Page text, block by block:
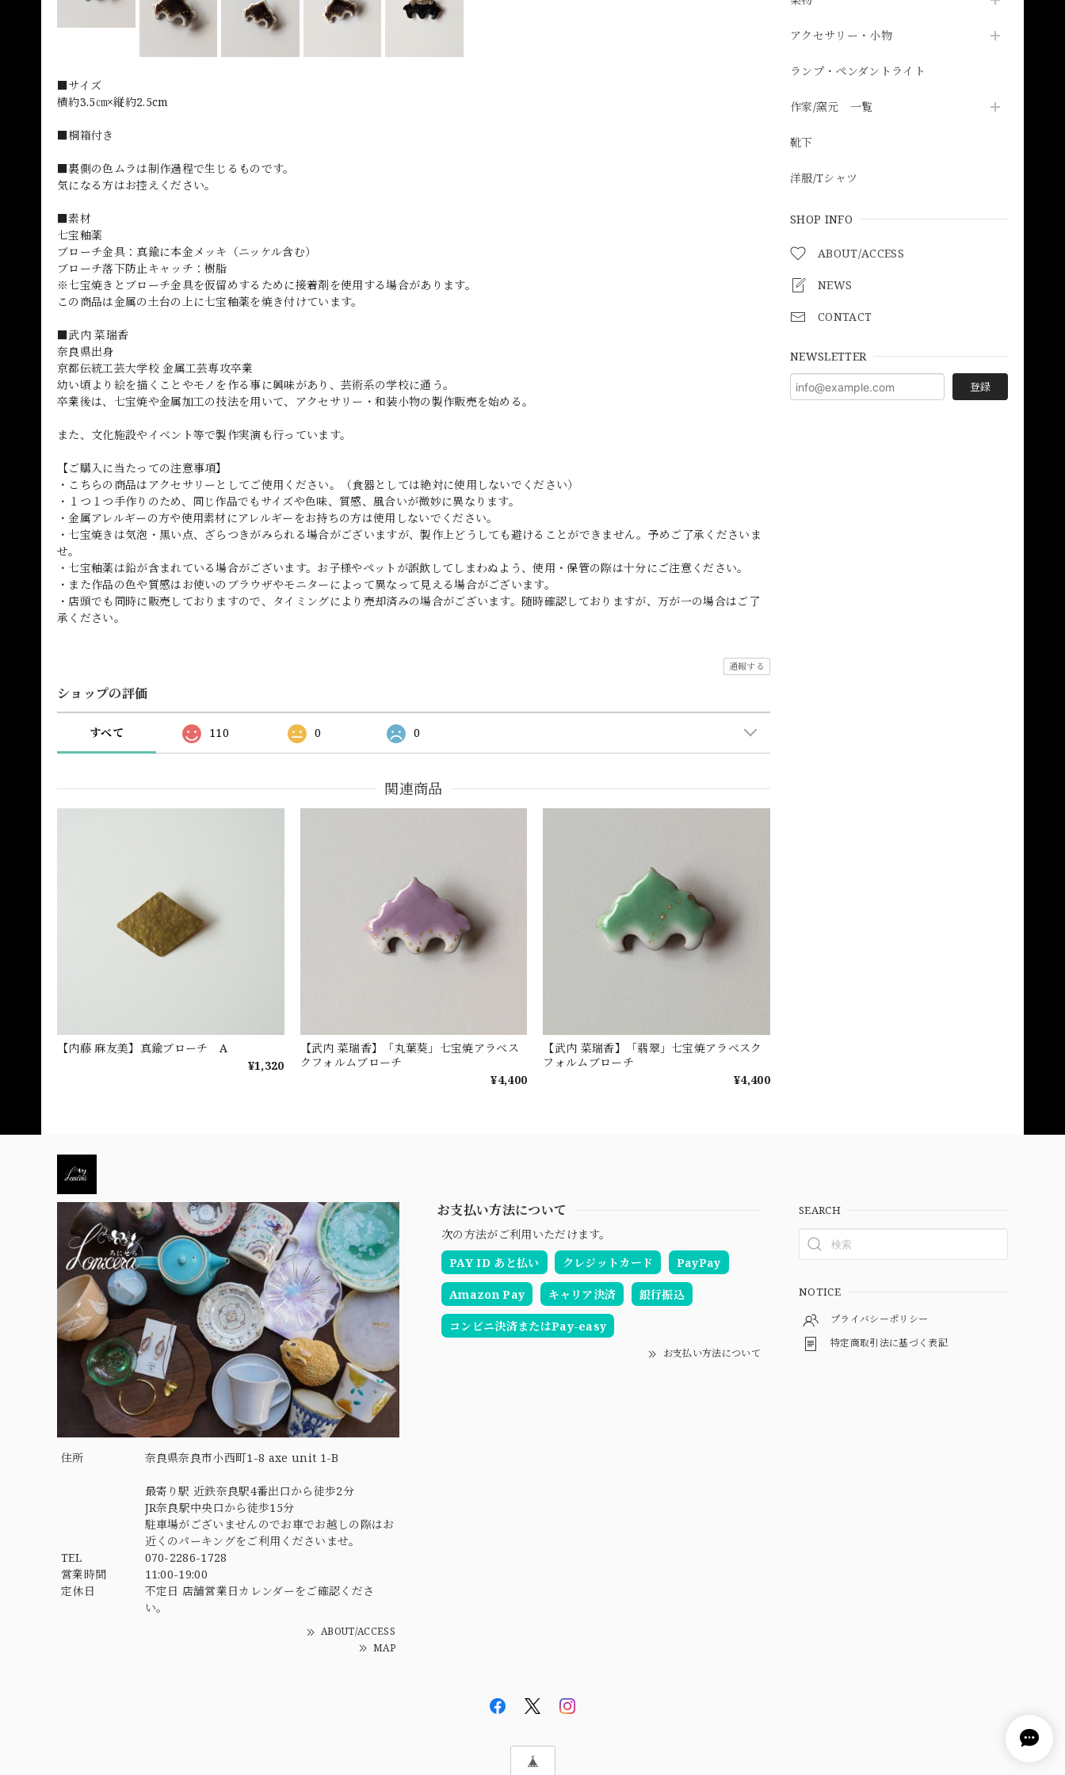
アクセサリー・小物
ランプ・ペンダントライト
作家/窯元 一覧
靴下
洋服/Tシャツ
SHOP INFO
ABOUT/ACCESS
NEWS
CONTACT
NEWSLETTER
登録
■サイズ
横約3.5㎝×縦約2.5cm
■桐箱付き
■裏側の色ムラは制作過程で生じるものです。
気になる方はお控えください。
■素材
七宝釉薬
ブローチ金具：真鍮に本金メッキ（ニッケル含む）
ブローチ落下防止キャッチ：樹脂
※七宝焼きとブローチ金具を仮留めするために接着剤を使用する場合があります。
この商品は金属の土台の上に七宝釉薬を焼き付けています。
■武内 菜瑞香
奈良県出身
京都伝統工芸大学校 金属工芸専攻卒業
幼い頃より絵を描くことやモノを作る事に興味があり、芸術系の学校に通う。
卒業後は、七宝焼や金属加工の技法を用いて、アクセサリー・和装小物の製作販売を始める。
また、文化施設やイベント等で製作実演も行っています。
【ご購入に当たっての注意事項】
・こちらの商品はアクセサリーとしてご使用ください。（食器としては絶対に使用しないでください）
・１つ１つ手作りのため、同じ作品でもサイズや色味、質感、風合いが微妙に異なります。
・金属アレルギーの方や使用素材にアレルギーをお持ちの方は使用しないでください。
・七宝焼きは気泡・黒い点、ざらつきがみられる場合がございますが、製作上どうしても避けることができません。予めご了承くださいま
せ。
・七宝釉薬は鉛が含まれている場合がございます。お子様やペットが誤飲してしまわぬよう、使用・保管の際は十分にご注意ください。
・また作品の色や質感はお使いのブラウザやモニターによって異なって見える場合がございます。
・店頭でも同時に販売しておりますので、タイミングにより売却済みの場合がございます。随時確認しておりますが、万が一の場合はご了
承ください。
通報する
ショップの評価
すべて 110 0 0
関連商品
【内藤 麻友美】真鍮ブローチ A
¥1,320
【武内 菜瑞香】「丸葉葵」七宝焼アラベス
クフォルムブローチ
¥4,400
【武内 菜瑞香】「翡翠」七宝焼アラベスク
フォルムブローチ
¥4,400
住所 奈良県奈良市小西町1-8 axe unit 1-B
最寄り駅 近鉄奈良駅4番出口から徒歩2分
JR奈良駅中央口から徒歩15分
駐車場がございませんのでお車でお越しの際はお
近くのパーキングをご利用くださいませ。
TEL
070-2286-1728
営業時間
11:00-19:00
定休日
不定日 店舗営業日カレンダーをご確認くださ
い。
ABOUT/ACCESS
MAP
お支払い方法について
次の方法がご利用いただけます。
PAY ID あと払い
クレジットカード PayPay
Amazon Pay キャリア決済 銀行振込
コンビニ決済またはPay-easy
お支払い方法について
SEARCH
NOTICE
プライバシーポリシー
特定商取引法に基づく表記